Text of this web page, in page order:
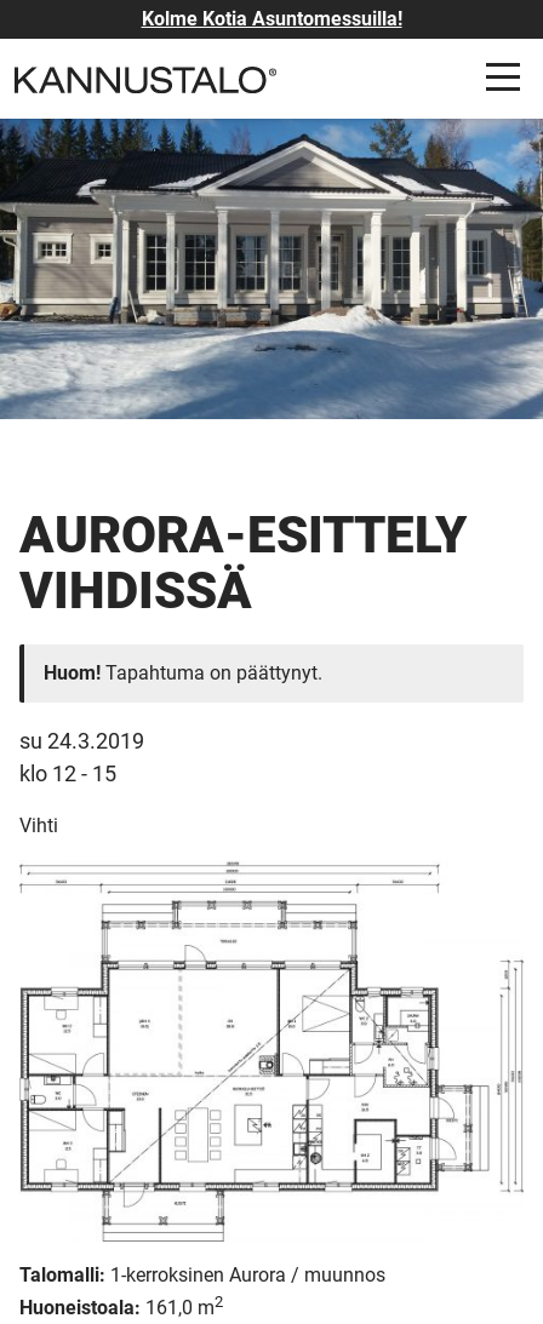
Kolme Kotia Asuntomessuilla!
AURORA-ESITTELY
VIHDISSÄ
Huom! Tapahtuma on päättynyt.
su 24.3.2019
klo 12 - 15
Vihti
Talomalli: 1-kerroksinen Aurora / muunnos
Huoneistoala: 161,0 m2